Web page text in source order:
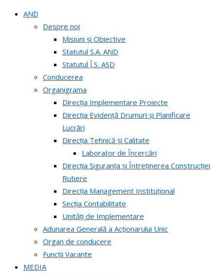
AND
Despre noi
Misiuni și Obiective
Statutul S.A. AND
Statutul Î.S. ASD
Conducerea
Organigrama
Direcția Implementare Proiecte
Direcția Evidență Drumuri și Planificare
Lucrări
Direcția Tehnică și Calitate
Laborator de Încercări
Direcția Siguranța și Întreținerea Construcției
Rutiere
Direcția Management Instituțional
Secția Contabilitate
Unități de Implementare
Adunarea Generală a Acționarului Unic
Organ de conducere
Funcții Vacante
MEDIA